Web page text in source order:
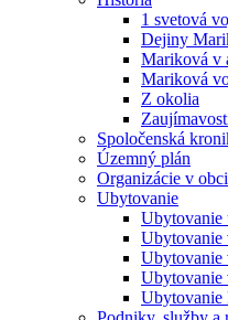
1 svetová
Dejiny
Mariková v
Mariková
Z okolia
Spoločenská
Územný plán
Organizácie v obci
Ubytovanie
Ubytovanie
Ubytovanie
Ubytovanie
Ubytovanie